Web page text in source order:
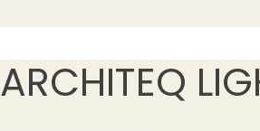
ARCHITEQ